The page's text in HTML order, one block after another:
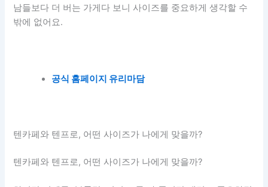
남들보다 더 버는 가게다 보니 사이즈를 중요하게 생각할 수
밖에 없어요.
공식 홈페이지 유리마담
텐카페와 텐프로, 어떤 사이즈가 나에게 맞을까?
텐카페와 텐프로, 어떤 사이즈가 나에게 맞을까?